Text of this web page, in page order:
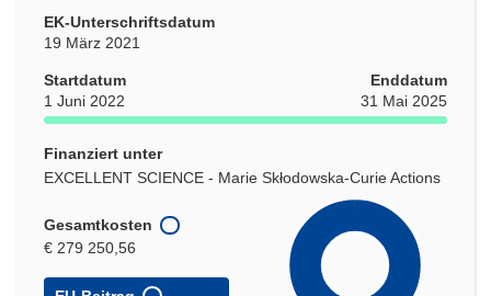
EK-Unterschriftsdatum
19 März 2021
Startdatum
1 Juni 2022
Enddatum
31 Mai 2025
Finanziert unter
EXCELLENT SCIENCE - Marie Skłodowska-Curie Actions
Gesamtkosten
€ 279 250,56